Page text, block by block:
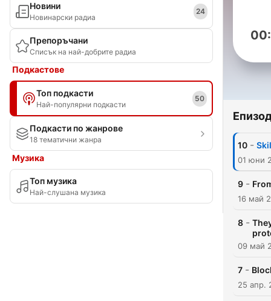
Новини
Новинарски радиа
24
Препоръчани
Списък на най-добрите радиа
Подкастове
Топ подкасти
Най-популярни подкасти
50
Подкасти по жанрове
18 тематични жанра
Музика
Топ музика
Най-слушана музика
10 -
01 юни
9 -
16 май
8 -
09 май
7 -
25 апр.